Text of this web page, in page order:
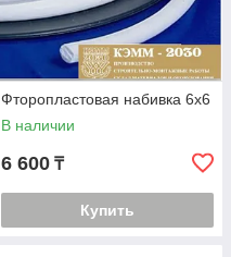
Фторопластовая набивка 6х6
В наличии
6 600 ₸
Купить